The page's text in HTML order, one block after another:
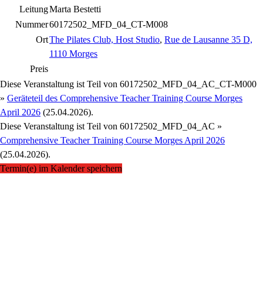
LeitungMarta Bestetti
Nummer60172502_MFD_04_CT-M008
OrtThe Pilates Club, Host Studio, Rue de Lausanne 35 D,
1110 Morges
Preis
Diese Veranstaltung ist Teil von 60172502_MFD_04_AC_CT-M000
» Geräteteil des Comprehensive Teacher Training Course Morges
April 2026 (25.04.2026).
Diese Veranstaltung ist Teil von 60172502_MFD_04_AC »
Comprehensive Teacher Training Course Morges April 2026
(25.04.2026).
Termin(e) im Kalender speichern